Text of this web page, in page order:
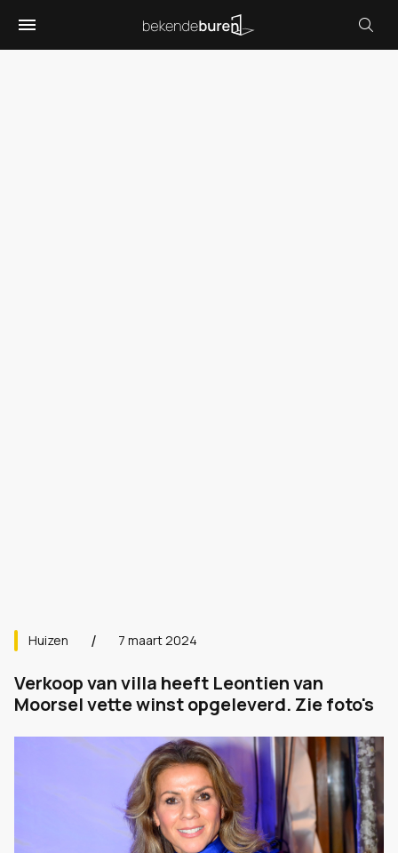
Huizen 7 maart 2024
Verkoop van villa heeft Leontien van
Moorsel vette winst opgeleverd. Zie foto's